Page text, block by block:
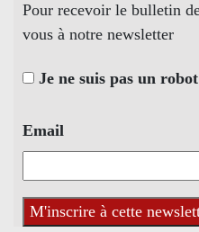
Pour recevoir le bulletin
vous à notre newsletter
Je ne suis pas un robot
Email